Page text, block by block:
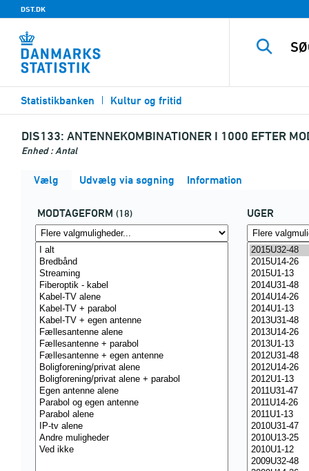
DST.DK
Statistikbanken Kultur og fritid
DIS133: ANTENNEKOMBINATIONER I 1000 EFTER
Enhed : Antal
Vælg Udvælg via søgning Information
MODTAGEFORM (18) UGER